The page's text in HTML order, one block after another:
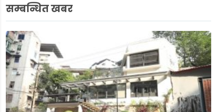
सम्बन्धित खबर